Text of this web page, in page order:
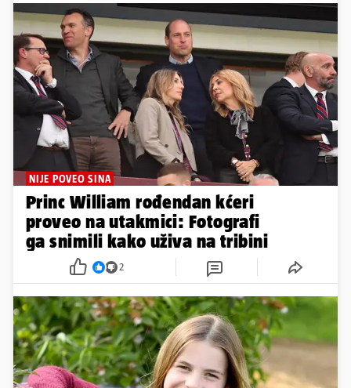
NIJE POVEO SINA
Princ William rođendan kćeri
proveo na utakmici: Fotografi
ga snimili kako uživa na tribini
2